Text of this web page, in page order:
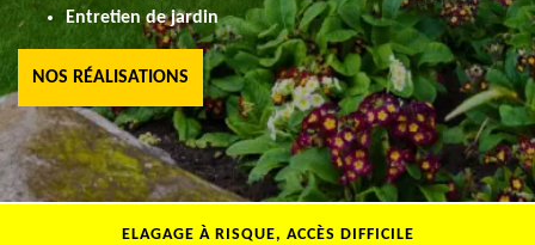
Entretien de jardin
NOS RÉALISATIONS
ELAGAGE À RISQUE, ACCÈS DIFFICILE